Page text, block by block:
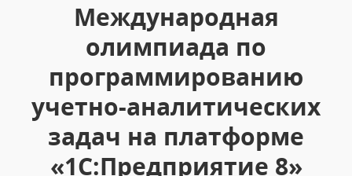
Международная
олимпиада по
программированию
учетно-аналитических
задач на платформе
«1С:Предприятие 8»